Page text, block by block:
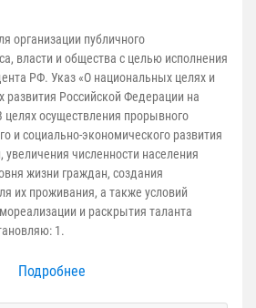
организации публичного
власти и общества с целью исполнения
РФ. Указ «О национальных целях и
развития Российской Федерации на
целях осуществления прорывного
и социально-экономического развития
численности населения
жизни граждан, создания
их проживания, а также условий
и раскрытия таланта
1.
Подробнее